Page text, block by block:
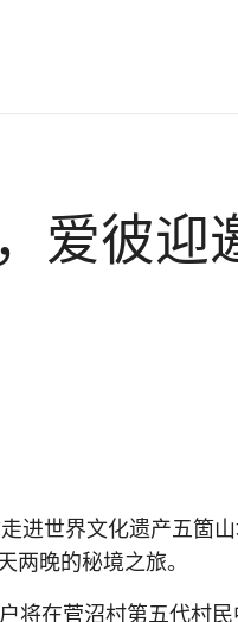
爱彼
进世界文化遗产五箇
两晚的秘境之旅。
将在菅沼村第五代村